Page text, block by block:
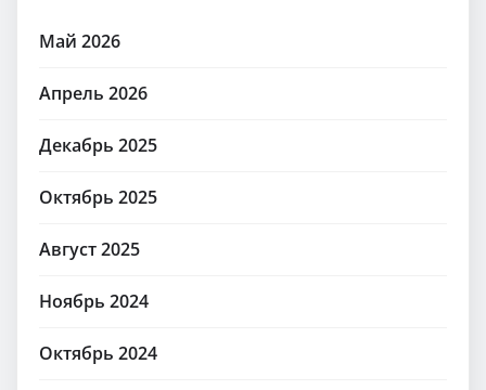
Май 2026
Апрель 2026
Декабрь 2025
Октябрь 2025
Август 2025
Ноябрь 2024
Октябрь 2024